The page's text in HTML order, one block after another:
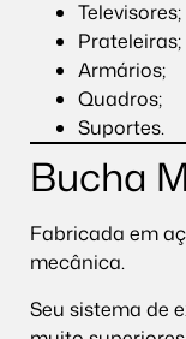
Televisores;
Prateleiras;
Armários;
Quadros;
Suportes.
Bucha
Fabricada em
mecânica.
Seu sistema de